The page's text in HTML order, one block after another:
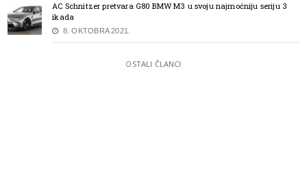
AC Schnitzer pretvara G80 BMW M3 u svoju najmoćniju seriju 3
ikada
8. OKTOBRA 2021.
OSTALI ČLANCI